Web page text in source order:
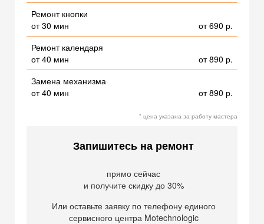
Ремонт кнопки
от 30 мин
от 690 р.
Ремонт календаря
от 40 мин
от 890 р.
Замена механизма
от 40 мин
от 890 р.
* цена указана за работу мастера
Запишитесь на ремонт
прямо сейчас
и получите скидку до 30%
Или оставьте заявку по телефону единого
сервисного центра Motechnologic